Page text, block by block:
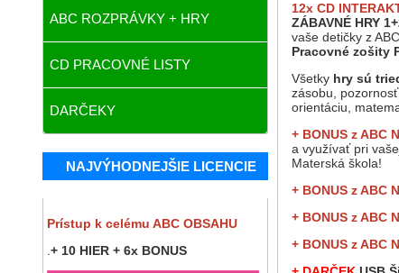
ABC ROZPRÁVKY + HRY
CD PRACOVNÉ LISTY
DARČEKY
NAJVÝHODNEJŠIE LICENCIE
Prístup k celému ABC OBSAHU
+ 10 HIER + 6x BONUS
12x CD
ZÁBAVNÉ HRY
vaše detičky z
Pracovné zošity
Všetky hry sú
zásobu,
orientáciu,
+ BONUS z ABC
a využívať pri
Materská škola!
+ BONUS z ABC
+ BONUS z ABC
+ BONUS z ABC